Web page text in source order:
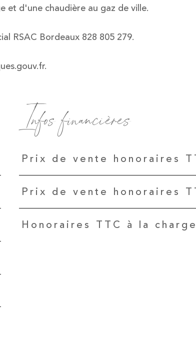
et d'une chaudière au gaz de ville.
RSAC Bordeaux 828 805 279.
Infos financières
Caractéristiques Valeurs
Prix de vente honoraires
Prix de vente honoraires
Honoraires TTC à la